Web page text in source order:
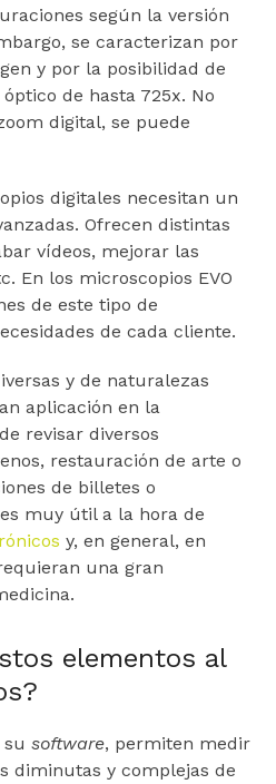
según la versión
se caracterizan por
y por la posibilidad de
de hasta 725x. No
digital, se puede
digitales necesitan un
Ofrecen distintas
vídeos, mejorar las
En los microscopios EVO
de este tipo de
de cada cliente.
y de naturalezas
aplicación en la
revisar diversos
restauración de arte o
de billetes o
muy útil a la hora de
y, en general, en
una gran
elementos al
susoftware, permiten medir
diminutas y complejas de